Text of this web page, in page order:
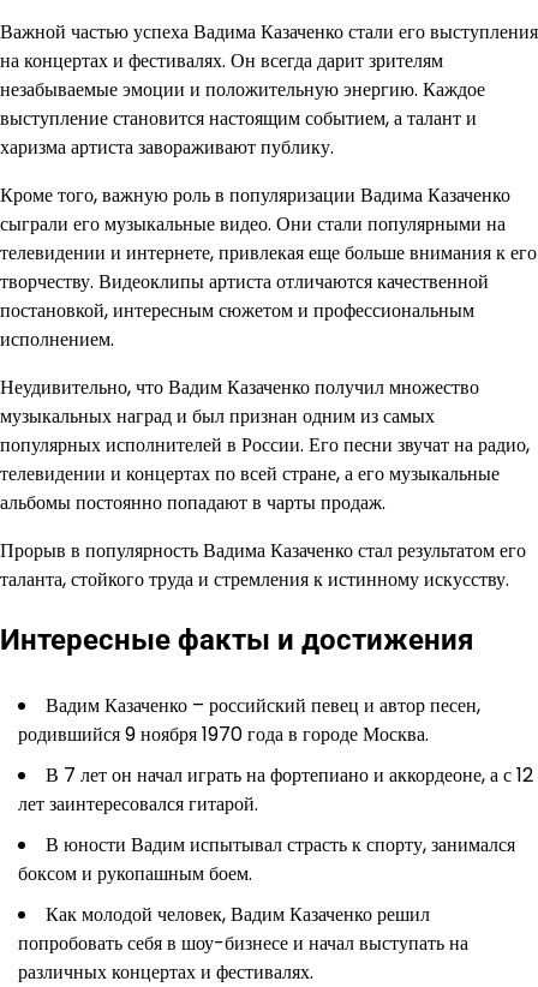
Важной частью успеха Вадима Казаченко стали его выступления
на концертах и фестивалях. Он всегда дарит зрителям
незабываемые эмоции и положительную энергию. Каждое
выступление становится настоящим событием, а талант и
харизма артиста завораживают публику.
Кроме того, важную роль в популяризации Вадима Казаченко
сыграли его музыкальные видео. Они стали популярными на
телевидении и интернете, привлекая еще больше внимания к его
творчеству. Видеоклипы артиста отличаются качественной
постановкой, интересным сюжетом и профессиональным
исполнением.
Неудивительно, что Вадим Казаченко получил множество
музыкальных наград и был признан одним из самых
популярных исполнителей в России. Его песни звучат на радио,
телевидении и концертах по всей стране, а его музыкальные
альбомы постоянно попадают в чарты продаж.
Прорыв в популярность Вадима Казаченко стал результатом его
таланта, стойкого труда и стремления к истинному искусству.
Интересные факты и достижения
Вадим Казаченко – российский певец и автор песен,
родившийся 9 ноября 1970 года в городе Москва.
В 7 лет он начал играть на фортепиано и аккордеоне, а с 12
лет заинтересовался гитарой.
В юности Вадим испытывал страсть к спорту, занимался
боксом и рукопашным боем.
Как молодой человек, Вадим Казаченко решил
попробовать себя в шоу-бизнесе и начал выступать на
различных концертах и фестивалях.